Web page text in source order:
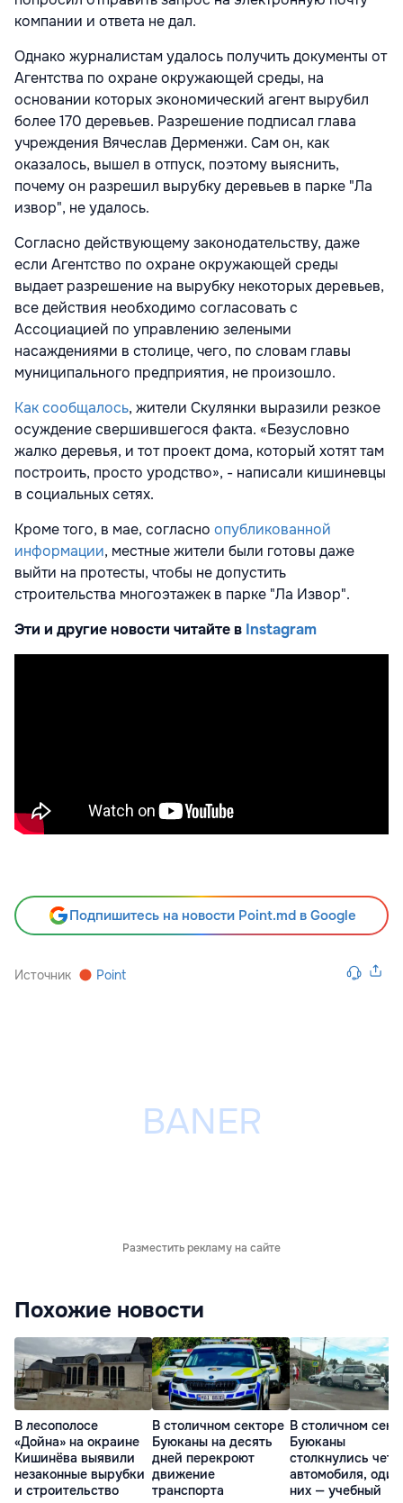
компании и ответа не дал.
Однако журналистам удалось получить документы от
Агентства по охране окружающей среды, на
основании которых экономический агент вырубил
более 170 деревьев. Разрешение подписал глава
учреждения Вячеслав Дерменжи. Сам он, как
оказалось, вышел в отпуск, поэтому выяснить,
почему он разрешил вырубку деревьев в парке "Ла
извор", не удалось.
Согласно действующему законодательству, даже
если Агентство по охране окружающей среды
выдает разрешение на вырубку некоторых деревьев,
все действия необходимо согласовать с
Ассоциацией по управлению зелеными
насаждениями в столице, чего, по словам главы
муниципального предприятия, не произошло.
Как сообщалось, жители Скулянки выразили резкое
осуждение свершившегося факта. «Безусловно
жалко деревья, и тот проект дома, который хотят там
построить, просто уродство», - написали кишиневцы
в социальных сетях.
Кроме того, в мае, согласно опубликованной
информации, местные жители были готовы даже
выйти на протесты, чтобы не допустить
строительства многоэтажек в парке "Ла Извор".
Эти и другие новости читайте в Instagram
Подпишитесь на новости Point.md в Google
Источник Point
Разместить рекламу на сайте
Похожие новости
В лесополосе
«Дойна» на окраине
Кишинёва выявили
незаконные вырубки
и строительство
В столичном секторе
Буюканы на десять
дней перекроют
движение
транспорта
В столичном
Буюканы
столкнулись
автомобиля,
них — учебный